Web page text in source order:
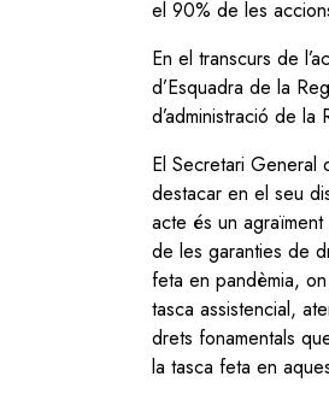
el 90% de les
En el transcurs de
d’Esquadra de la
d’administració de la
El Secretari
destacar en el seu
acte és un
de les garanties de
feta en pandèmia,
tasca assistencial,
drets fonamentals
la tasca feta en